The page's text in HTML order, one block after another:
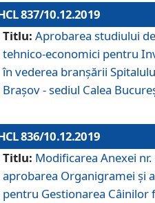
837/10.12.2019
Titlu: Aprobarea studiului
tehnico-economici pentru
în vederea branșării
Brașov - sediul Calea
836/10.12.2019
Titlu: Modificarea Anexei
aprobarea Organigramei şi
pentru Gestionarea Câinilor